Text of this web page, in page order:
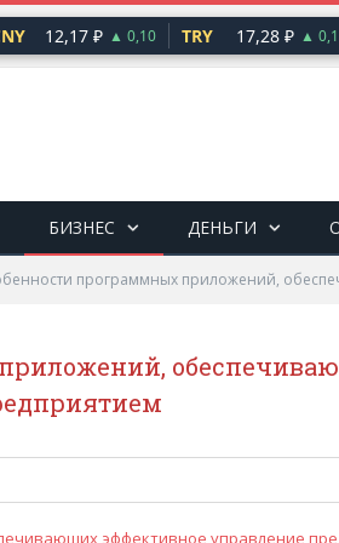
12,17 ₽ ▲ 0,10 TRY 17,28 ₽ ▲ 0,15
БИЗНЕС ДЕНЬГИ
программных приложений,